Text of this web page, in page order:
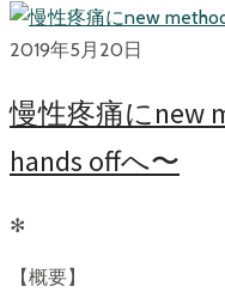
2019年5月20日
慢性疼痛にnew
hands offへ〜
✻
【概要】